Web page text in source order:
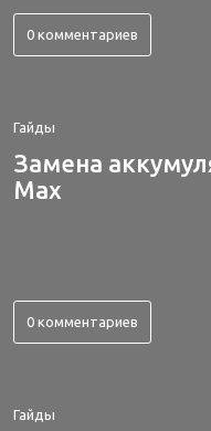
0 комментариев
Гайды
Замена
Max
0 комментариев
Гайды